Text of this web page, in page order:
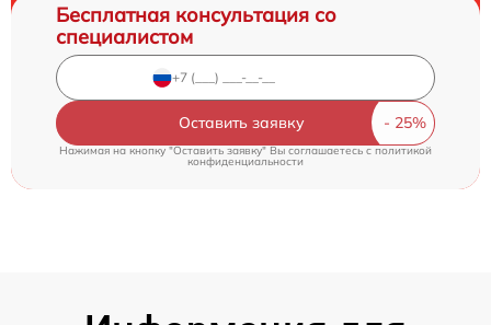
Бесплатная консультация со
специалистом
Оставить заявку
Нажимая на кнопку "Оставить заявку" Вы соглашаетесь cполитикой
конфиденциальности